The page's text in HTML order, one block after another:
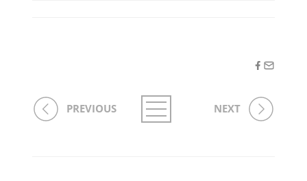
PREVIOUS NEXT